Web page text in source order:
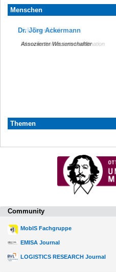
Menschen
Dirk Dreschel
Wissenschaftler, Lehrkoordination
Dr. Jörg Ackermann
Assoziierter Wissenschaftler
Themen
Community
MobIS Fachgruppe
EMISA Journal
LOGISTICS RESEARCH Journal